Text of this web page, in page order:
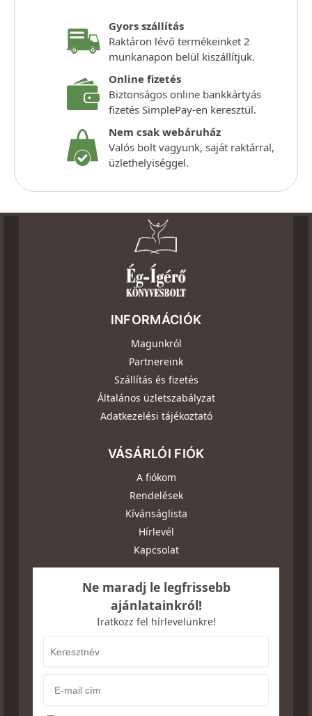
Gyors szállítás
Raktáron lévő termékeinket 2
munkanapon belül kiszállítjuk.
Online fizetés
Biztonságos online bankkártyás
fizetés SimplePay-en keresztül.
Nem csak webáruház
Valós bolt vagyunk, saját raktárral,
üzlethelyiséggel.
INFORMÁCIÓK
Magunkról
Partnereink
Szállítás és fizetés
Általános üzletszabályzat
Adatkezelési tájékoztató
VÁSÁRLÓI FIÓK
A fiókom
Rendelések
Kívánságlista
Hírlevél
Kapcsolat
Ne maradj le legfrissebb
ajánlatainkról!
Iratkozz fel hírlevelünkre!